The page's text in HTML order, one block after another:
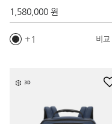
1,580,000 원
1 비교
3D